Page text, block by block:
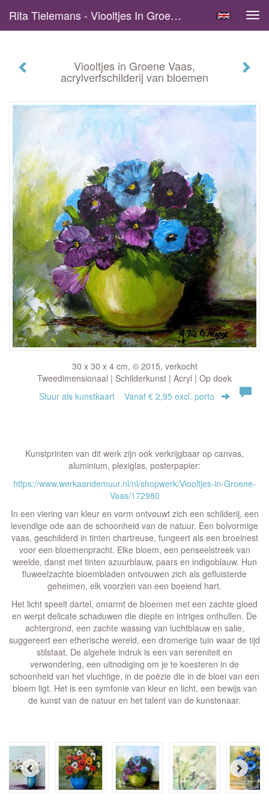
Rita Tielemans - Viooltjes In Groene Vaas, Acrylverfschilderij Van Bloemen
Viooltjes in Groene Vaas,
acrylverfschilderij van bloemen
30 x 30 x 4 cm, © 2015, verkocht
Tweedimensionaal | Schilderkunst | Acryl | Op doek
Stuur als kunstkaart Vanaf € 2,95 excl. porto
Kunstprinten van dit werk zijn ook verkrijgbaar op canvas,
aluminium, plexiglas, posterpapier:
https://www.werkaandemuur.nl/nl/shopwerk/Viooltjes-in-Groene-
Vaas/172980
In een viering van kleur en vorm ontvouwt zich een schilderij, een
levendige ode aan de schoonheid van de natuur. Een bolvormige
vaas, geschilderd in tinten chartreuse, fungeert als een broeinest
voor een bloemenpracht. Elke bloem, een penseelstreek van
weelde, danst met tinten azuurblauw, paars en indigoblauw. Hun
fluweelzachte bloembladen ontvouwen zich als gefluisterde
geheimen, elk voorzien van een boeiend hart.
Het licht speelt dartel, omarmt de bloemen met een zachte gloed
en werpt delicate schaduwen die diepte en intriges onthullen. De
achtergrond, een zachte wassing van luchtblauw en salie,
suggereert een etherische wereld, een dromerige tuin waar de tijd
stilstaat. De algehele indruk is een van sereniteit en
verwondering, een uitnodiging om je te koesteren in de
schoonheid van het vluchtige, in de poëzie die in de bloei van een
bloem ligt. Het is een symfonie van kleur en licht, een bewijs van
de kunst van de natuur en het talent van de kunstenaar.